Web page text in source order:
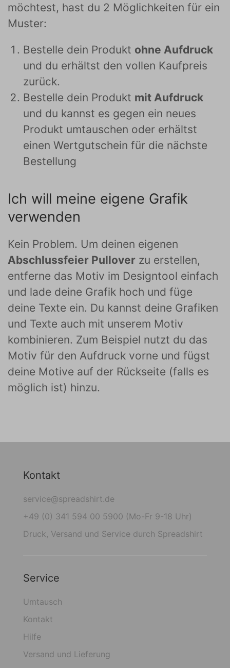
möchtest, hast du 2 Möglichkeiten für ein
Muster:
Bestelle dein Produkt ohne Aufdruck
und du erhältst den vollen Kaufpreis
zurück.
Bestelle dein Produkt mit Aufdruck
und du kannst es gegen ein neues
Produkt umtauschen oder erhältst
einen Wertgutschein für die nächste
Bestellung
Ich will meine eigene Grafik
verwenden
Kein Problem. Um deinen eigenen
Abschlussfeier Pullover zu erstellen,
entferne das Motiv im Designtool einfach
und lade deine Grafik hoch und füge
deine Texte ein. Du kannst deine Grafiken
und Texte auch mit unserem Motiv
kombinieren. Zum Beispiel nutzt du das
Motiv für den Aufdruck vorne und fügst
deine Motive auf der Rückseite (falls es
möglich ist) hinzu.
Kontakt
service@spreadshirt.de
+49 (0) 341 594 00 5900 (Mo-Fr 9-18 Uhr)
Druck, Versand und Service durch Spreadshirt
Service
Umtausch
Kontakt
Hilfe
Versand und Lieferung